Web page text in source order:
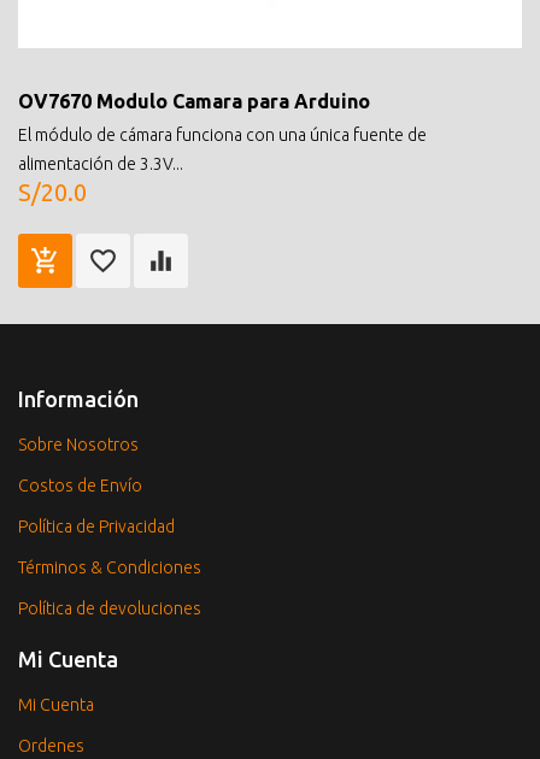
OV7670 Modulo Camara para Arduino
El módulo de cámara funciona con una única fuente de
alimentación de 3.3V...
S/20.0
Información
Sobre Nosotros
Costos de Envío
Política de Privacidad
Términos & Condiciones
Política de devoluciones
Mi Cuenta
Mi Cuenta
Ordenes